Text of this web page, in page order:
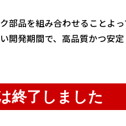
部品を組み合わせることよ
開発期間で、高品質かつ安
終了しました